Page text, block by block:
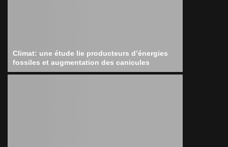
Climat: une étude lie producteurs d’énergies
fossiles et augmentation des canicules